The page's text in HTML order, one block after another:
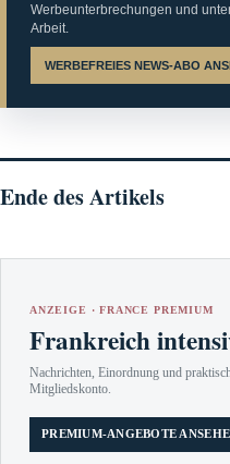
Werbeunterbrechungen und
Arbeit.
WERBEFREIES NEWS-ABO
Ende des Artikels
ANZEIGE · FRANCE PREMIUM
Frankreich
Nachrichten, Einordnung und
Mitgliedskonto.
PREMIUM-ANGEBOTE